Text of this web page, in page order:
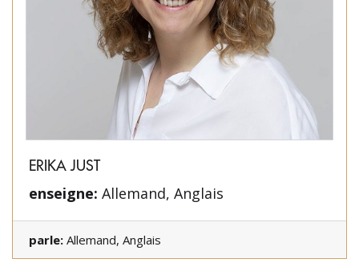
ERIKA JUST
enseigne: Allemand, Anglais
parle: Allemand, Anglais